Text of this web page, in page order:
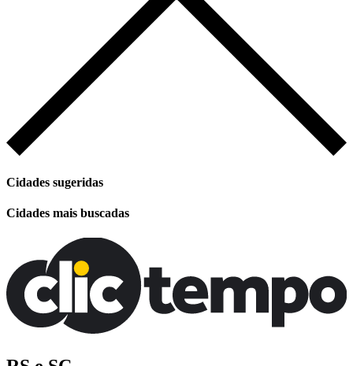
Cidades sugeridas
Cidades mais buscadas